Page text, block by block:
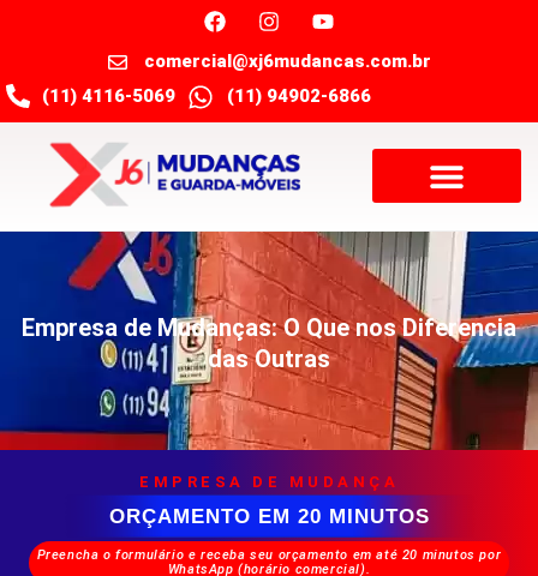
comercial@xj6mudancas.com.br
(11) 4116-5069
(11) 94902-6866
Empresa de Mudanças: O Que nos Diferencia
das Outras
EMPRESA DE MUDANÇA
ORÇAMENTO EM 20 MINUTOS
Preencha o formulário e receba seu orçamento em até 20 minutos por
WhatsApp (horário comercial).